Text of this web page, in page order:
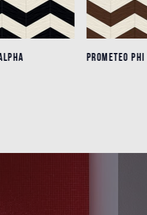
PROMETEO PHI
PROMETEO PHI